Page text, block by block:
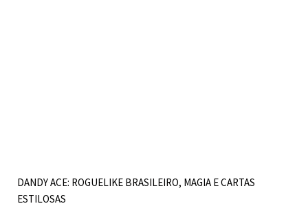
DANDY ACE: ROGUELIKE BRASILEIRO, MAGIA E CARTAS
ESTILOSAS